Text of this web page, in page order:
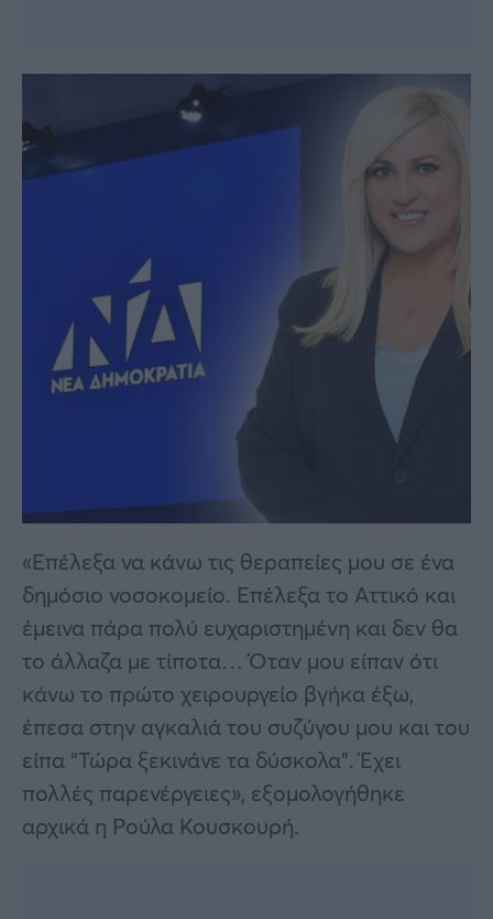
«Επέλεξα να κάνω τις θεραπείες μου σε ένα
δημόσιο νοσοκομείο. Επέλεξα το Αττικό και
έμεινα πάρα πολύ ευχαριστημένη και δεν θα
το άλλαζα με τίποτα… Όταν μου είπαν ότι
κάνω το πρώτο χειρουργείο βγήκα έξω,
έπεσα στην αγκαλιά του συζύγου μου και του
είπα “Τώρα ξεκινάνε τα δύσκολα”. Έχει
πολλές παρενέργειες», εξομολογήθηκε
αρχικά η Ρούλα Κουσκουρή.